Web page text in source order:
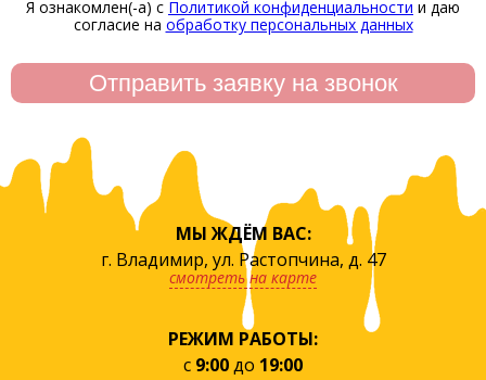
Я ознакомлен(-а) с Политикой конфиденциальности и даю
согласие на обработку персональных данных
МЫ ЖДЁМ ВАС:
г. Владимир, ул. Растопчина, д. 47
смотреть на карте
РЕЖИМ РАБОТЫ:
с 9:00до 19:00